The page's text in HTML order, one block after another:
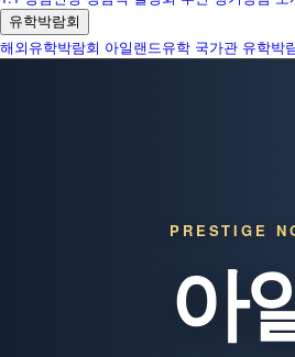
유학박람회
해외유학박람회 아일랜드유학 국가관 유학박
PRESTIGE
아